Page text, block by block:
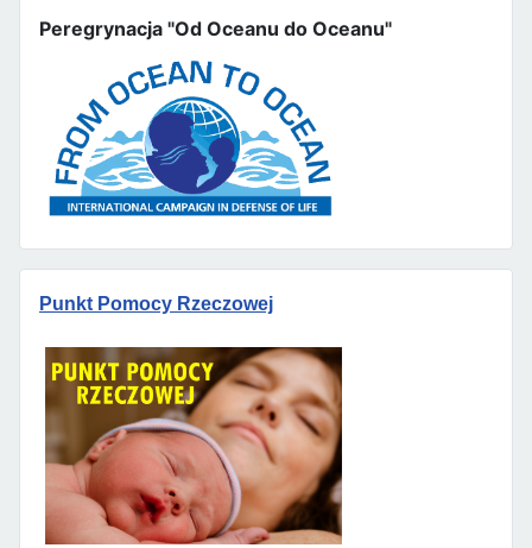
Peregrynacja "Od Oceanu do Oceanu"
Punkt Pomocy Rzeczowej